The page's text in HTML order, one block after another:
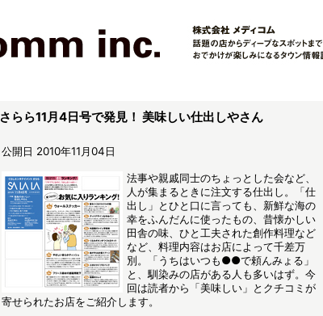
さらら11月4日号で発見！ 美味しい仕出しやさん
公開日 2010年11月04日
法事や親戚同士のちょっとした会など、
人が集まるときに注文する仕出し。「仕
出し」とひと口に言っても、新鮮な海の
幸をふんだんに使ったもの、昔懐かしい
田舎の味、ひと工夫された創作料理など
など、料理内容はお店によって千差万
別。「うちはいつも●●で頼んみょる」
と、馴染みの店がある人も多いはず。今
回は読者から「美味しい」とクチコミが
寄せられたお店をご紹介します。